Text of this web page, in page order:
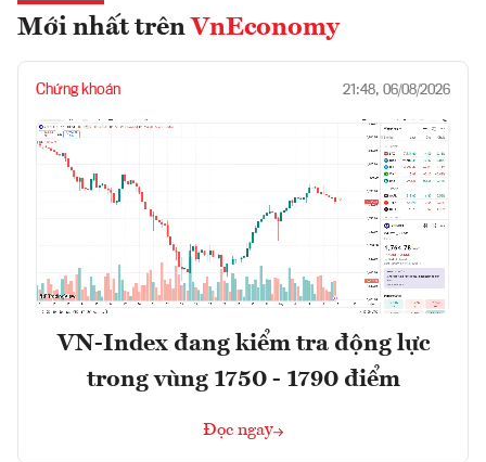
Mới nhất trên VnEconomy
Chứng khoán 21:48, 06/08/2026
VN-Index đang kiểm tra động lực
trong vùng 1750 - 1790 điểm
Đọc ngay